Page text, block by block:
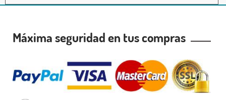
Máxima seguridad en tus compras